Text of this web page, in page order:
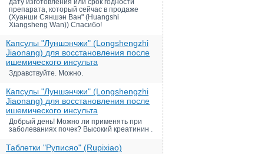
дату изготовления или срок годности
препарата, который сейчас в продаже
(Хуанши Сяншэн Ван" (Huangshi
Xiangsheng Wan)) Спасибо!
Капсулы "Луншэнчжи" (Longshengzhi
Jiaonang) для восстановления после
ишемического инсульта
Здравствуйте. Можно.
Капсулы "Луншэнчжи" (Longshengzhi
Jiaonang) для восстановления после
ишемического инсульта
Добрый день! Можно ли применять при
заболеваниях почек? Высокий креатинин .
Таблетки "Руписяо" (Rupixiao)